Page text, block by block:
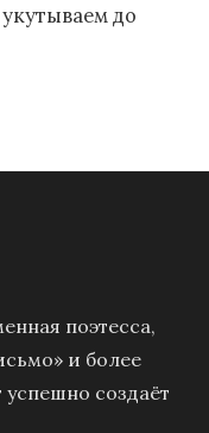
до
поэтесса,
и более
успешно создаёт